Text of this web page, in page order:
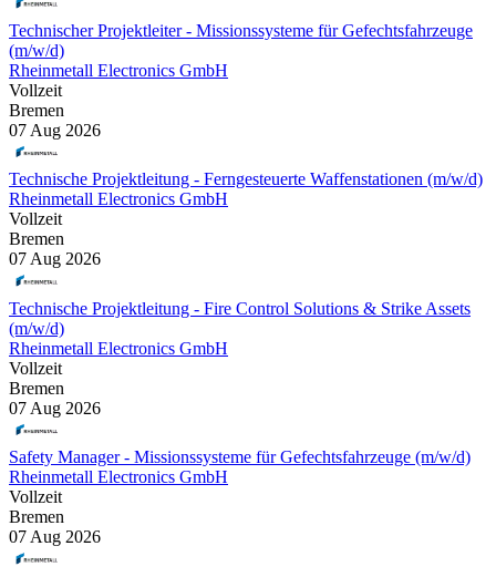
Technischer Projektleiter - Missionssysteme für Gefechtsfahrzeuge
(m/w/d)
Rheinmetall Electronics GmbH
Vollzeit
Bremen
07 Aug 2026
Technische Projektleitung - Ferngesteuerte Waffenstationen (m/w/d)
Rheinmetall Electronics GmbH
Vollzeit
Bremen
07 Aug 2026
Technische Projektleitung - Fire Control Solutions & Strike Assets
(m/w/d)
Rheinmetall Electronics GmbH
Vollzeit
Bremen
07 Aug 2026
Safety Manager - Missionssysteme für Gefechtsfahrzeuge (m/w/d)
Rheinmetall Electronics GmbH
Vollzeit
Bremen
07 Aug 2026